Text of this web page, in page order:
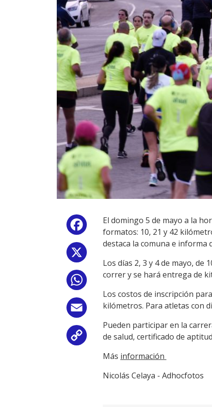
Facebook
Email
Copy
Link
El domingo 5 de mayo a la
formatos: 10, 21 y 42
destaca la comuna e informa
Los días 2, 3 y 4 de mayo,
correr y se hará entrega de
Los costos de inscripción
kilómetros. Para atletas con
Pueden participar en la
de salud, certificado de
Más información
Nicolás Celaya - Adhocfotos